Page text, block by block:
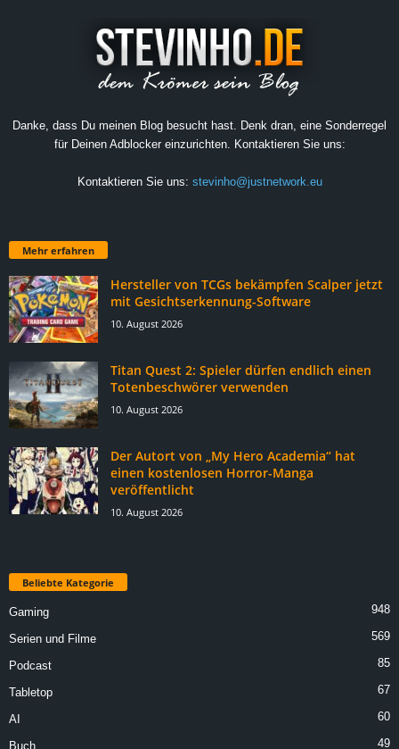
Danke, dass Du meinen Blog besucht hast. Denk dran, eine Sonderregel
für Deinen Adblocker einzurichten. Kontaktieren Sie uns:
Kontaktieren Sie uns: stevinho@justnetwork.eu
Mehr erfahren
Hersteller von TCGs bekämpfen Scalper jetzt
mit Gesichtserkennung-Software
10. August 2026
Titan Quest 2: Spieler dürfen endlich einen
Totenbeschwörer verwenden
10. August 2026
Der Autort von „My Hero Academia“ hat
einen kostenlosen Horror-Manga
veröffentlicht
10. August 2026
Beliebte Kategorie
Gaming 948
Serien und Filme 569
Podcast 85
Tabletop 67
AI 60
Buch 49